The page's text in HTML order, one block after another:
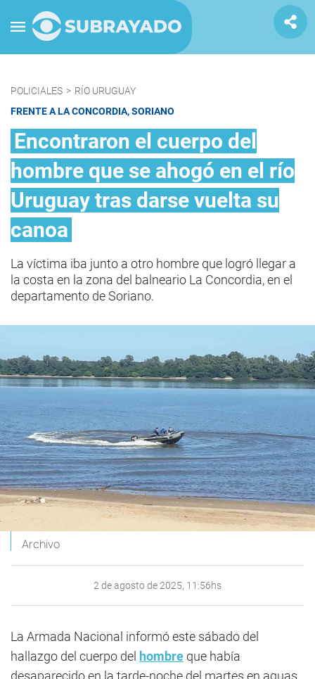
POLICIALES > RÍO URUGUAY
FRENTE A LA CONCORDIA, SORIANO
Encontraron el cuerpo del
hombre que se ahogó en el río
Uruguay tras darse vuelta su
canoa
La víctima iba junto a otro hombre que logró llegar a
la costa en la zona del balneario La Concordia, en el
departamento de Soriano.
Archivo
2 de agosto de 2025, 11:56hs
La Armada Nacional informó este sábado del
hallazgo del cuerpo del hombre que había
desaparecido en la tarde-noche del martes en aguas